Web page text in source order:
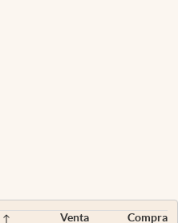
Venta Compra